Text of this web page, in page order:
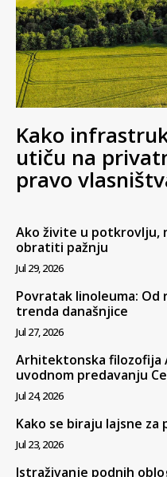
Kako
utiču na
pravo
Ako živite u potkrovlju,
obratiti pažnju
Jul 29, 2026
Povratak linoleuma:
trenda današnjice
Jul 27, 2026
Arhitektonska filozofija
uvodnom predavanju
Jul 24, 2026
Kako se biraju lajsne za
Jul 23, 2026
Istraživanje podnih